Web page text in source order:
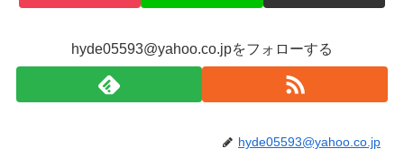
hyde05593@yahoo.co.jpをフォローする
hyde05593@yahoo.co.jp